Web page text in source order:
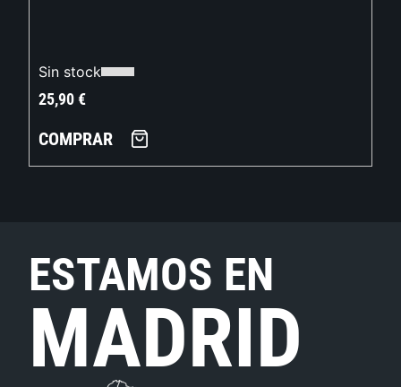
Sin stock
25,90€
COMPRAR
ESTAMOS EN
MADRID